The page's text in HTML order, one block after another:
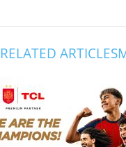
RELATED ARTICLES